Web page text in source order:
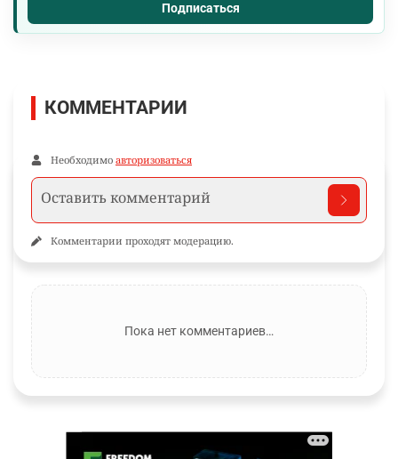
Подписаться
КОММЕНТАРИИ
Необходимо авторизоваться
Комментарии проходят модерацию.
Пока нет комментариев…